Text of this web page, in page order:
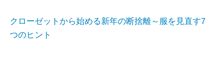
クローゼットから始める新年の断捨離～服を見直す7
つのヒント